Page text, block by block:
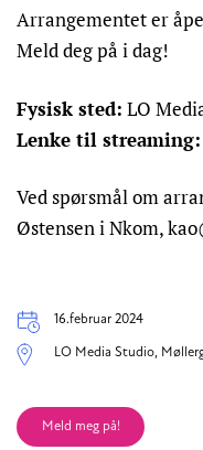
Arrangementet er
Meld deg på i dag!
Fysisk sted: LO
Lenke til streaming:
Ved spørsmål om
Østensen i Nkom,
Dato 16.februar 2024
Arrangementsted
LO Media Studio,
Meld meg på!